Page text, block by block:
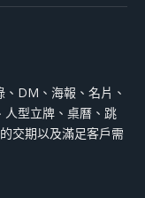
DM、海報、名片、
人型立牌、桌曆、跳
交期以及滿足客戶需